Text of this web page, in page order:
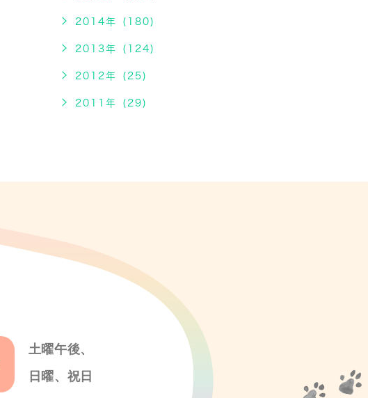
2014年 (180)
2013年 (124)
2012年 (25)
2011年 (29)
土曜午後、
日曜、祝日